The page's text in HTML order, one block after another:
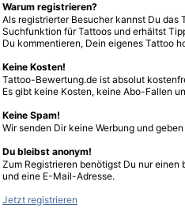
Warum registrieren?
Als registrierter Besucher kannst Du
Suchfunktion für Tattoos und erhältst
Du kommentieren, Dein eigenes Tattoo
Keine Kosten!
Tattoo-Bewertung.de ist absolut
Es gibt keine Kosten, keine Abo-Fallen
Keine Spam!
Wir senden Dir keine Werbung und
Du bleibst anonym!
Zum Registrieren benötigst Du nur einen
und eine E-Mail-Adresse.
Jetzt registrieren